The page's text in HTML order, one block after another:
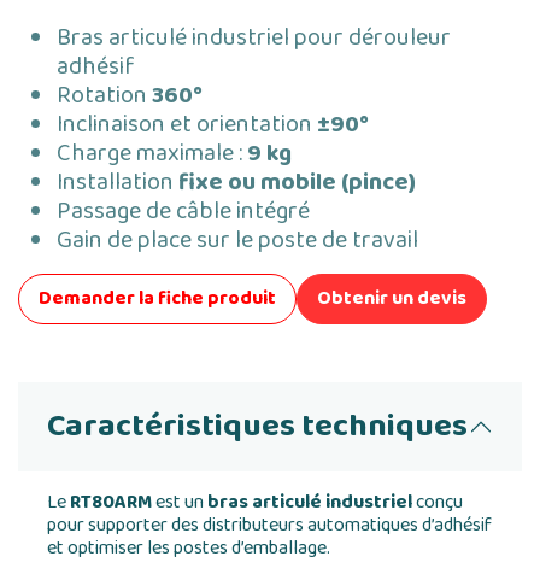
Bras articulé industriel pour dérouleur
adhésif
Rotation360°
Inclinaison et orientation ±90°
Charge maximale :9 kg
Installation fixe ou mobile (pince)
Passage de câble intégré
Gain de place sur le poste de travail
Demander la fiche produit Obtenir un devis
Caractéristiques techniques
LeRT80ARMest unbras articulé industrielconçu
pour supporter des distributeurs automatiques d’adhésif
et optimiser les postes d’emballage.